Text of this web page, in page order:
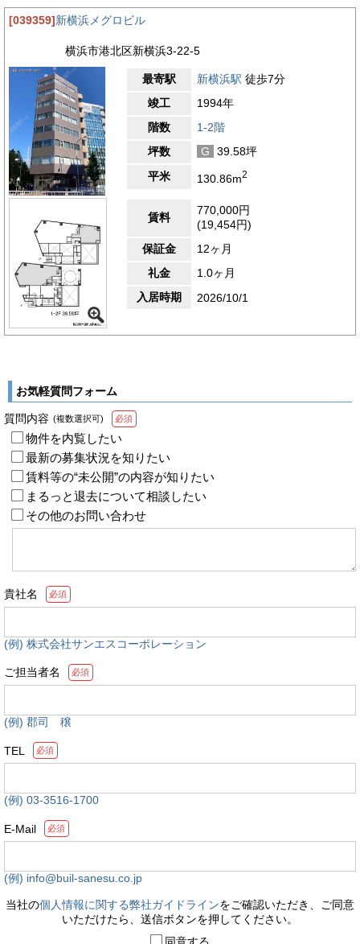
[039359]新横浜メグロビル
横浜市港北区新横浜3-22-5
最寄駅 新横浜駅 徒歩7分
竣工
1994年
階数
1-2階
坪数
G
39.58坪
平米
130.86m2
賃料
770,000円
(19,454円)
保証金
12ヶ月
礼金
1.0ヶ月
入居時期
2026/10/1
お気軽質問フォーム
質問内容 (複数選択可) 必須
物件を内覧したい
最新の募集状況を知りたい
賃料等の“未公開”の内容が知りたい
まるっと退去について相談したい
その他のお問い合わせ
貴社名 必須
(例) 株式会社サンエスコーポレーション
ご担当者名 必須
(例) 郡司 穣
TEL 必須
(例) 03-3516-1700
E-Mail 必須
(例) info@buil-sanesu.co.jp
当社の個人情報に関する弊社ガイドラインをご確認いただき、ご同意
いただけたら、送信ボタンを押してください。